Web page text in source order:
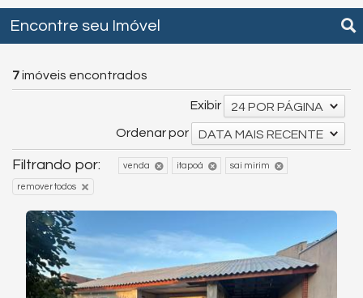
Encontre seu Imóvel
7imóveis encontrados
Exibir
24 POR PÁGINA
Ordenar por
DATA MAIS RECENTE
Filtrando por: venda itapoá sai mirim
remover todos